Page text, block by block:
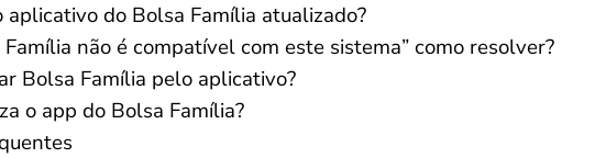
aplicativo do Bolsa Família atualizado?
Família não é compatível com este sistema” como resolver?
Bolsa Família pelo aplicativo?
o app do Bolsa Família?